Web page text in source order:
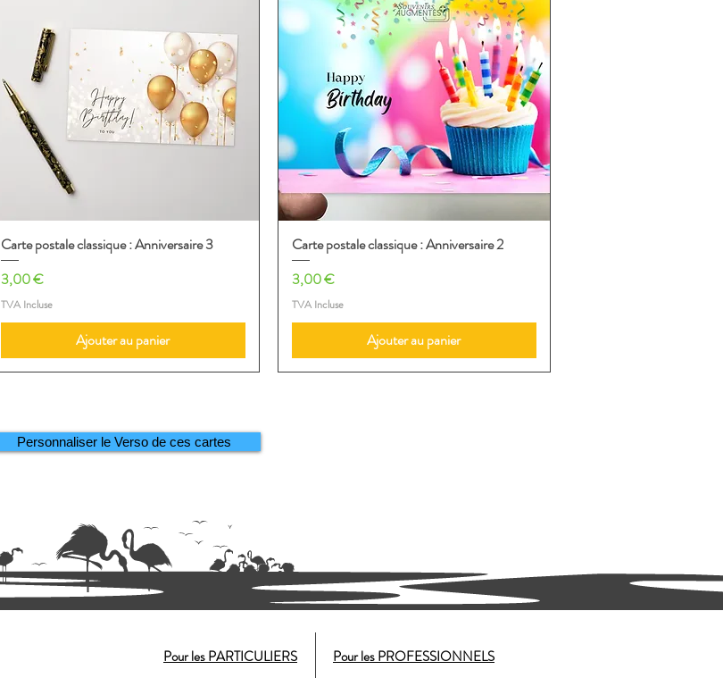
Aperçu rapide
Carte postale classique : Anniversaire 3
Prix
3,00 €
TVA Incluse
Ajouter au panier
Aperçu rapide
Carte postale classique : Anniversaire 2
Prix
3,00 €
TVA Incluse
Ajouter au panier
Personnaliser le Verso de ces cartes
Pour les PARTICULIERS Pour les PROFESSIONNELS